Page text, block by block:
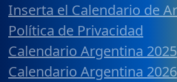
Inserta el Calendario de
Política de Privacidad
Calendario Argentina 2025
Calendario Argentina 2026